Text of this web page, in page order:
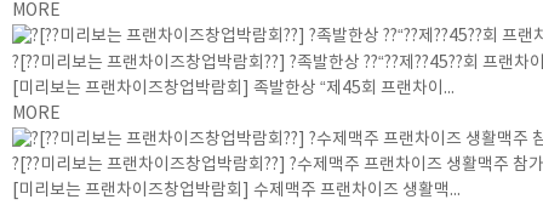
MORE
?[??미리보는 프랜차이즈창업박람회??] ?족발한상 ??“??제??45??회 프랜차
[미리보는 프랜차이즈창업박람회] 족발한상 “제45회 프랜차이...
MORE
?[??미리보는 프랜차이즈창업박람회??] ?수제맥주 프랜차이즈 생활맥주 참
[미리보는 프랜차이즈창업박람회] 수제맥주 프랜차이즈 생활맥...